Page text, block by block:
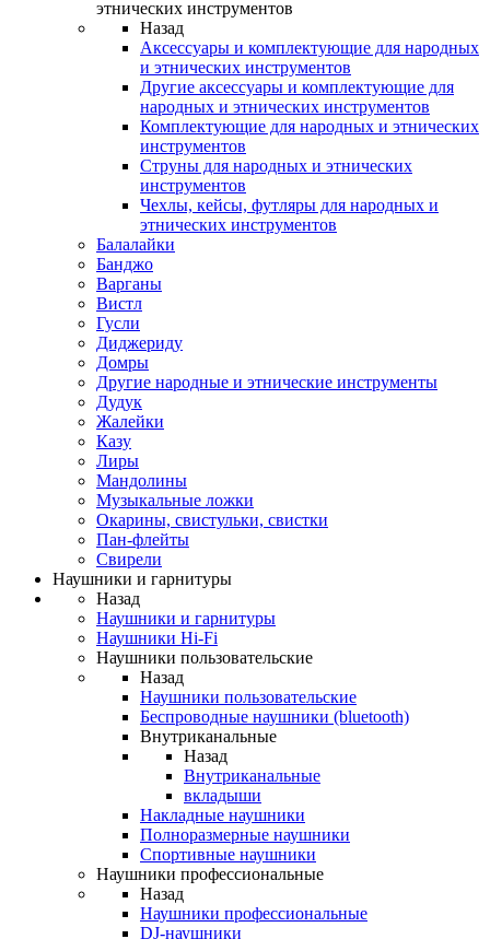
этнических инструментов
Назад
Аксессуары и комплектующие для народных
и этнических инструментов
Другие аксессуары и комплектующие для
народных и этнических инструментов
Комплектующие для народных и этнических
инструментов
Струны для народных и этнических
инструментов
Чехлы, кейсы, футляры для народных и
этнических инструментов
Балалайки
Банджо
Варганы
Вистл
Гусли
Диджериду
Домры
Другие народные и этнические инструменты
Дудук
Жалейки
Казу
Лиры
Мандолины
Музыкальные ложки
Окарины, свистульки, свистки
Пан-флейты
Свирели
Наушники и гарнитуры
Назад
Наушники и гарнитуры
Наушники Hi-Fi
Наушники пользовательские
Назад
Наушники пользовательские
Беспроводные наушники (bluetooth)
Внутриканальные
Назад
Внутриканальные
вкладыши
Накладные наушники
Полноразмерные наушники
Спортивные наушники
Наушники профессиональные
Назад
Наушники профессиональные
DJ-наушники